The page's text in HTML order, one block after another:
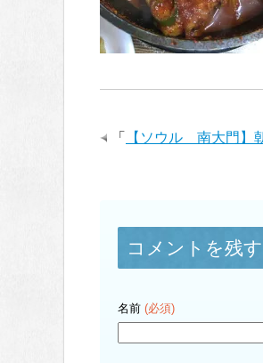
「 【ソウル 南大門】
コメントを残す
名前 (必須)